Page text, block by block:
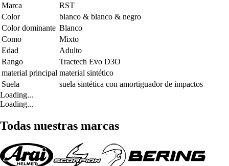
Marca
RST
Color
blanco & blanco & negro
Color dominante Blanco
Como
Mixto
Edad
Adulto
Rango
Tractech Evo D3O
material principal material sintético
Suela
suela sintética con amortiguador de impactos
Loading...
Loading...
Todas nuestras marcas